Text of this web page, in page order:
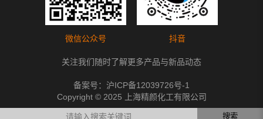
微信公众号 抖音
关注我们随时了解更多产品与新品动态
备案号： 沪ICP备12039726号-1
Copyright © 2025 上海精颜化工有限公司
搜索